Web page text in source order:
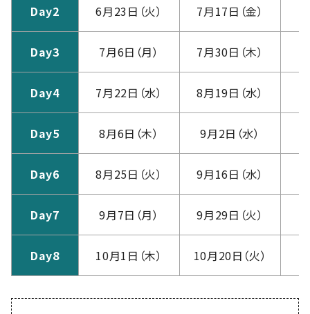
Day2 6月23日（火） 7月17日（金）
Day3 7月6日（月） 7月30日（木）
Day4 7月22日（水） 8月19日（水）
Day5 8月6日（木） 9月2日（水）
Day6 8月25日（火） 9月16日（水）
Day7 9月7日（月） 9月29日（火）
Day8 10月1日（木） 10月20日（火）